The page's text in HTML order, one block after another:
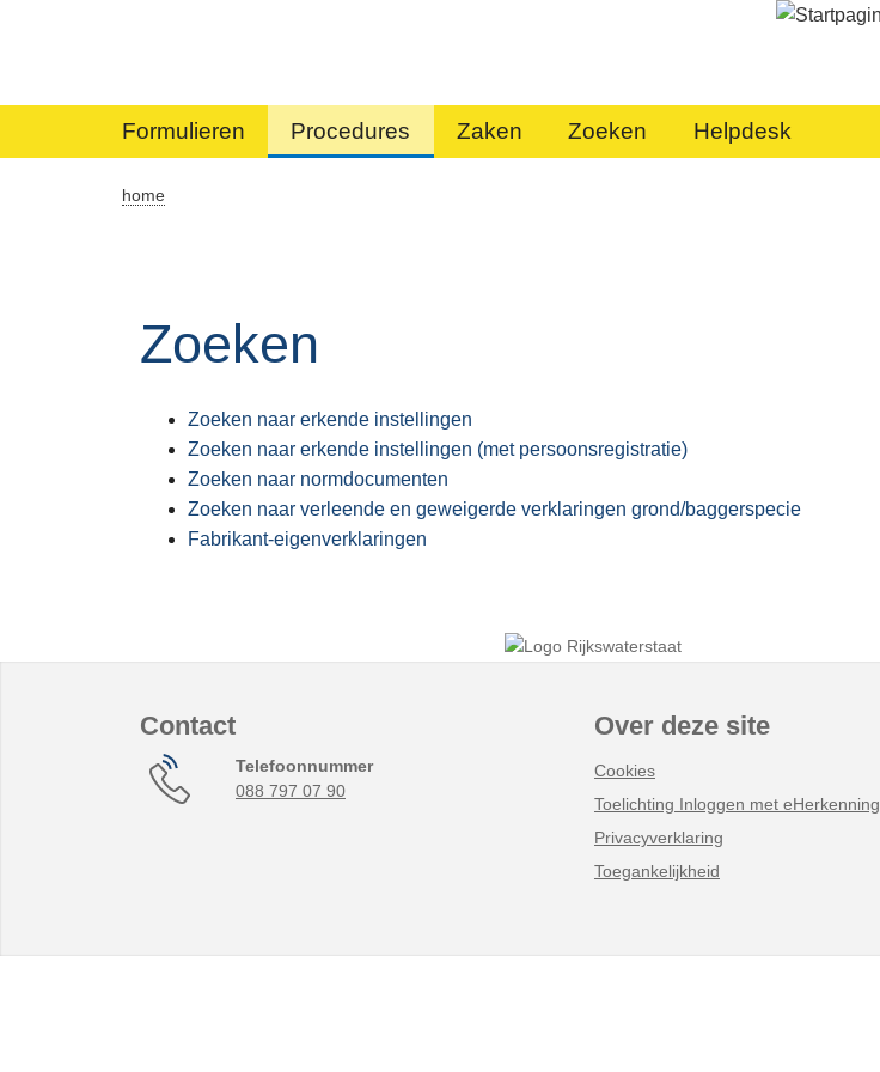
Formulieren Procedures Zaken Zoeken Helpdesk
home
Zoeken
Zoeken naar erkende instellingen
Zoeken naar erkende instellingen (met persoonsregistratie)
Zoeken naar normdocumenten
Zoeken naar verleende en geweigerde verklaringen grond/baggerspecie
Fabrikant-eigenverklaringen
Contact
Telefoonnummer
088 797 07 90
Over deze site
Cookies
Toelichting Inloggen met eHerkenning
Privacyverklaring
Toegankelijkheid